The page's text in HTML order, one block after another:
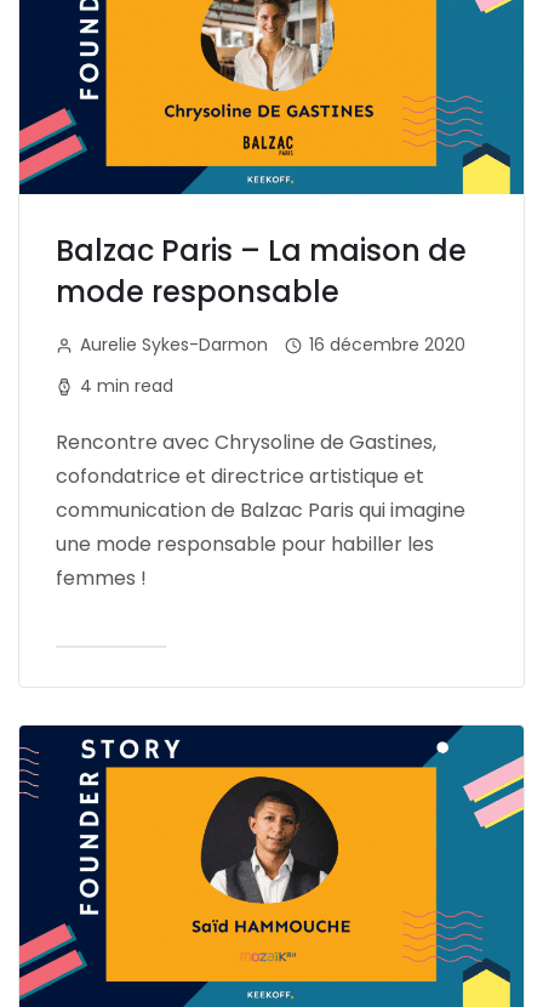
Balzac Paris – La maison de
mode responsable
Aurelie Sykes-Darmon
16 décembre 2020
4 min read
Rencontre avec Chrysoline de Gastines,
cofondatrice et directrice artistique et
communication de Balzac Paris qui imagine
une mode responsable pour habiller les
femmes !